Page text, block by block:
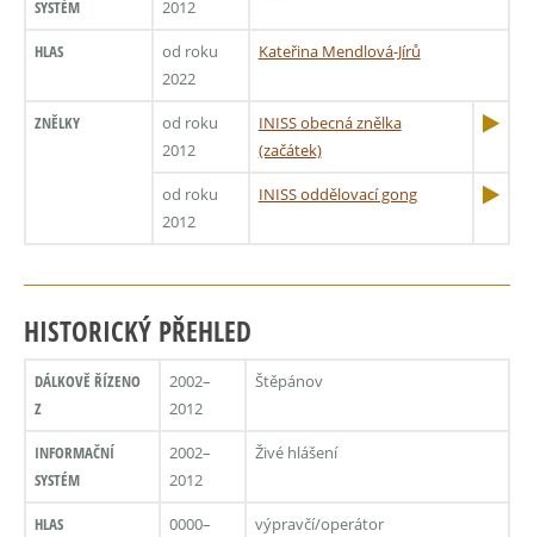
SYSTÉM
2012
HLAS
od roku
2022
Kateřina Mendlová-Jírů
ZNĚLKY
od roku
2012
INISS obecná znělka
(začátek)
od roku
2012
INISS oddělovací gong
HISTORICKÝ PŘEHLED
DÁLKOVĚ ŘÍZENO
Z
2002–
2012
Štěpánov
INFORMAČNÍ
SYSTÉM
2002–
2012
Živé hlášení
HLAS
0000–
výpravčí/operátor